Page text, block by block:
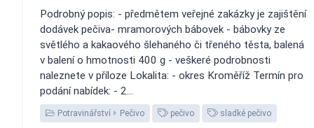
Podrobný popis: - předmětem veřejné zakázky je zajištění
dodávek pečiva- mramorových bábovek - bábovky ze
světlého a kakaového šlehaného či třeného těsta, balená
v balení o hmotnosti 400 g - veškeré podrobnosti
naleznete v příloze Lokalita: - okres Kroměříž Termín pro
podání nabídek: - 2...
Potravinářství Pečivo pečivo sladké pečivo